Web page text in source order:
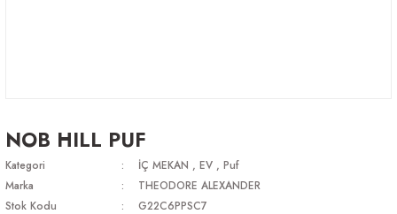
NOB HILL PUF
Kategori İÇ MEKAN , EV , Puf
Marka
THEODORE ALEXANDER
Stok Kodu
G22C6PPSC7